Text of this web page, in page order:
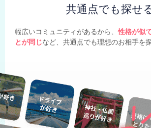
共通点でも探せ
幅広いコミュニティがあるから、性格が似
とが同じなど、共通点でも理想のお相手を